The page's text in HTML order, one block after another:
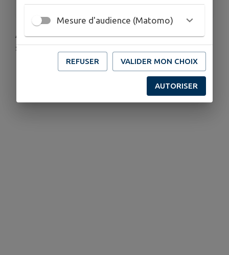
Atelier contes d’ici et d’ailleurs le 1 et 3
samedi de 17h à 18h à la bibliothèque
Mesure d'audience (Matomo)
REFUSER VALIDER MON CHOIX
AUTORISER